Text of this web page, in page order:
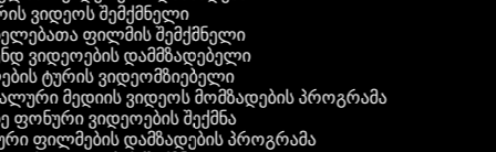
ვიდეოს შემქმნელი
ფილმის შემქმნელი
ვიდეოების დამმზადებელი
ტურის ვიდეომზიებელი
მედიის ვიდეოს მომზადების პროგრამა
ფონური ვიდეოების შექმნა
ფილმების დამზადების პროგრამა